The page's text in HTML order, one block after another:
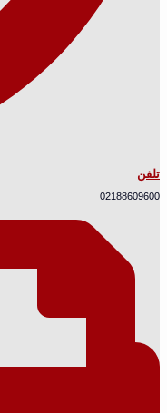
تلفن
02188609600